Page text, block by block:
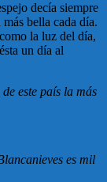
decía siempre
bella cada día.
la luz del día,
un día al
este país la más
es mil